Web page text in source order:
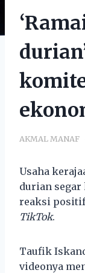
AKMAL MANAF
Usaha
durian segar
reaksi positif
TikTok.
Taufik
videonya